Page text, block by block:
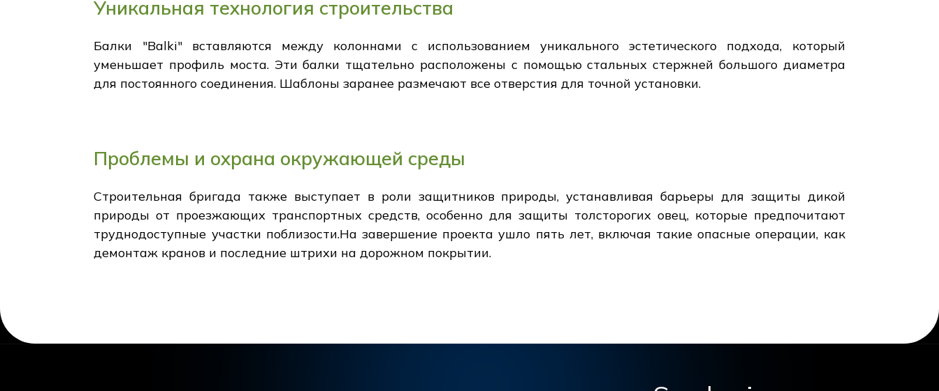
Уникальная технология строительства
Балки "Balki" вставляются между колоннами с использованием уникального эстетического подхода, который
уменьшает профиль моста. Эти балки тщательно расположены с помощью стальных стержней большого диаметра
для постоянного соединения. Шаблоны заранее размечают все отверстия для точной установки.
Проблемы и охрана окружающей среды
Строительная бригада также выступает в роли защитников природы, устанавливая барьеры для защиты дикой
природы от проезжающих транспортных средств, особенно для защиты толсторогих овец, которые предпочитают
труднодоступные участки поблизости.На завершение проекта ушло пять лет, включая такие опасные операции, как
демонтаж кранов и последние штрихи на дорожном покрытии.